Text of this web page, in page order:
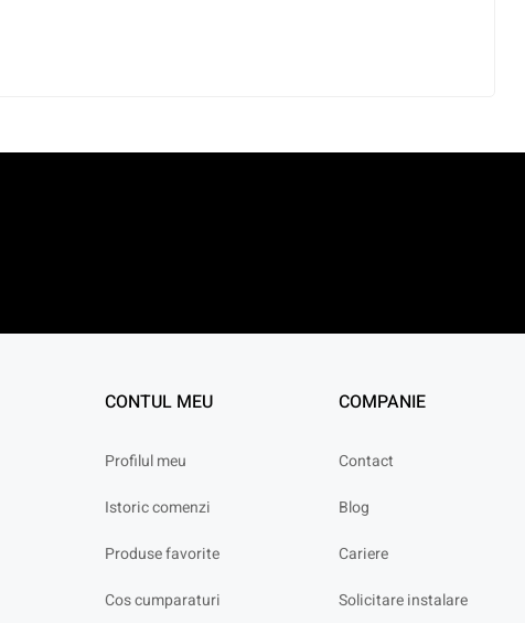
CONTUL MEU
Profilul meu
Istoric comenzi
Produse favorite
Cos cumparaturi
COMPANIE
Contact
Blog
Cariere
Solicitare instalare